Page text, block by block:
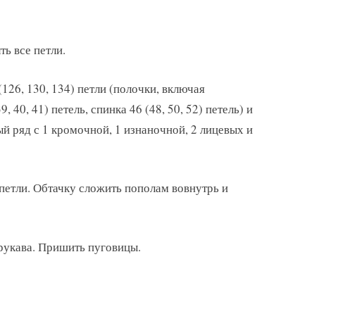
все петли.
130, 134) петли (полочки, включая
40, 41) петель, спинка 46 (48, 50, 52) петель) и
ряд с 1 кромочной, 1 изнаночной, 2 лицевых и
Обтачку сложить пополам вовнутрь и
Пришить пуговицы.